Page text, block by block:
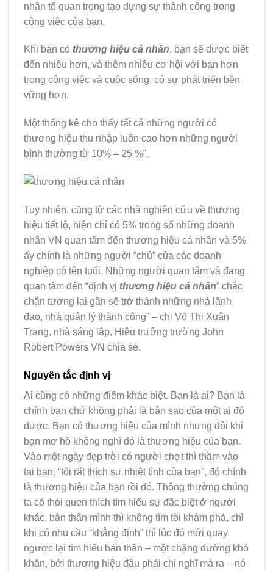
nhân tố quan trọng tạo dựng sự thành công trong
công việc của bạn.
Khi bạn có thương hiệu cá nhân, bạn sẽ được biết
đến nhiều hơn, và thêm nhiều cơ hội với bạn hơn
trong công việc và cuộc sống, có sự phát triển bền
vững hơn.
Một thống kê cho thấy tất cả những người có
thương hiệu thu nhập luôn cao hơn những người
bình thường từ 10% – 25 %”.
Tuy nhiên, cũng từ các nhà nghiên cứu về thương
hiệu tiết lộ, hiện chỉ có 5% trong số những doanh
nhân VN quan tâm đến thương hiệu cá nhân và 5%
ấy chính là những người “chủ” của các doanh
nghiệp có tên tuổi. Những người quan tâm và đang
quan tâm đến “định vị thương hiệu cá nhân” chắc
chắn tương lai gần sẽ trở thành những nhà lãnh
đạo, nhà quản lý thành công” – chị Võ Thị Xuân
Trang, nhà sáng lập, Hiệu trưởng trường John
Robert Powers VN chia sẻ.
Nguyên tắc định vị
Ai cũng có những điểm khác biệt. Bạn là ai? Bạn là
chính bạn chứ không phải là bản sao của một ai đó
được. Bạn có thương hiệu của mình nhưng đôi khi
bạn mơ hồ không nghĩ đó là thương hiệu của bạn.
Vào một ngày đẹp trời có người chợt thì thầm vào
tai bạn: “tôi rất thích sự nhiệt tình của bạn”, đó chính
là thương hiệu của bạn rồi đó. Thông thường chúng
ta có thói quen thích tìm hiểu sự đặc biệt ở người
khác, bản thân mình thì không tìm tòi khám phá, chỉ
khi có nhu cầu “khẳng định” thì lúc đó mới quay
ngược lại tìm hiểu bản thân – một chặng đường khó
khăn, bởi thương hiệu đâu phải chỉ nghĩ mà ra – nó